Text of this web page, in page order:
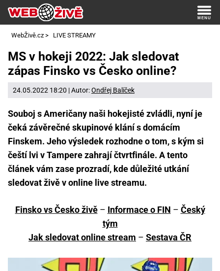
WebŽivě.cz > LIVE STREAMY
MS v hokeji 2022: Jak sledovat
zápas Finsko vs Česko online?
24.05.2022 18:20 | Autor:Ondřej Balíček
Souboj s Američany naši hokejisté zvládli, nyní je
čeká závěrečné skupinové klání s domácím
Finskem. Jeho výsledek rozhodne o tom, s kým si
čeští lvi v Tampere zahrají čtvrtfinále. A tento
článek vám zase prozradí, kde důležité utkání
sledovat živě v online live streamu.
Finsko vs Česko živě – Informace o FIN – Český
tým
Jak sledovat online stream – Sestava ČR